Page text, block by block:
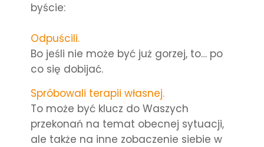
byście:
Odpuścili.
Bo jeśli nie może być już gorzej, to… po
co się dobijać.
Spróbowali terapii własnej.
To może być klucz do Waszych
przekonań na temat obecnej sytuacji,
ale także na inne zobaczenie siebie w